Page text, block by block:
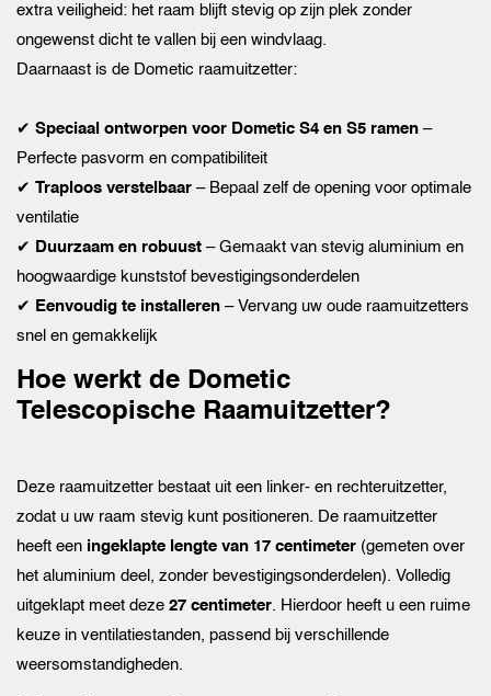
extra veiligheid: het raam blijft stevig op zijn plek zonder
ongewenst dicht te vallen bij een windvlaag.
Daarnaast is de Dometic raamuitzetter:
✔ Speciaal ontworpen voor Dometic S4 en S5 ramen –
Perfecte pasvorm en compatibiliteit
✔ Traploos verstelbaar – Bepaal zelf de opening voor optimale
ventilatie
✔ Duurzaam en robuust – Gemaakt van stevig aluminium en
hoogwaardige kunststof bevestigingsonderdelen
✔ Eenvoudig te installeren – Vervang uw oude raamuitzetters
snel en gemakkelijk
Hoe werkt de Dometic
Telescopische Raamuitzetter?
Deze raamuitzetter bestaat uit een linker- en rechteruitzetter,
zodat u uw raam stevig kunt positioneren. De raamuitzetter
heeft een ingeklapte lengte van 17 centimeter (gemeten over
het aluminium deel, zonder bevestigingsonderdelen). Volledig
uitgeklapt meet deze 27 centimeter. Hierdoor heeft u een ruime
keuze in ventilatiestanden, passend bij verschillende
weersomstandigheden.